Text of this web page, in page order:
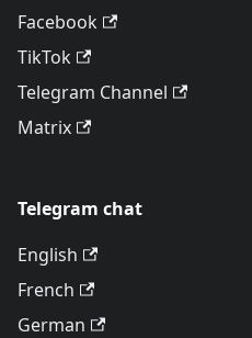
Facebook
TikTok
Telegram Channel
Matrix
Telegram chat
English
French
German